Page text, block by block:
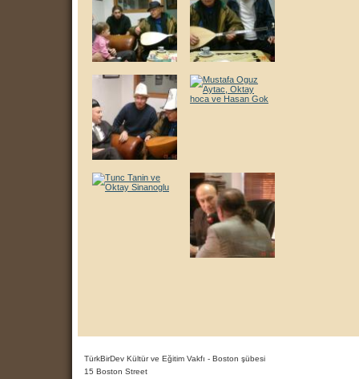
TürkBirDev Kültür ve Eğitim Vakfı - Boston şübesi
15 Boston Street